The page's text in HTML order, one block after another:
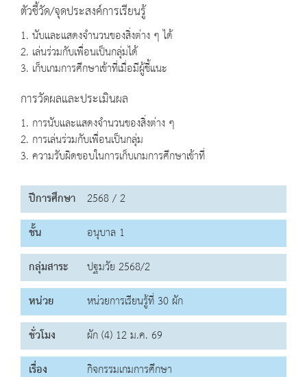
ตัวชี้วัด/จุดประสงค์การเรียนรู้
1. นับและแสดงจำนวนของสิ่งต่าง ๆ ได้
2. เล่นร่วมกับเพื่อนเป็นกลุ่มได้
3. เก็บเกมการศึกษาเข้าที่เมื่อมีผู้ชี้แนะ
การวัดผลและประเมินผล
1. การนับและแสดงจำนวนของสิ่งต่าง ๆ
2. การเล่นร่วมกับเพื่อนเป็นกลุ่ม
3. ความรับผิดชอบในการเก็บเกมการศึกษาเข้าที่
ปีการศึกษา 2568 / 2
ชั้น
อนุบาล 1
กลุ่มสาระ
ปฐมวัย 2568/2
หน่วย
หน่วยการเรียนรู้ที่ 30 ผัก
ชั่วโมง
ผัก (4) 12 ม.ค. 69
เรื่อง
กิจกรรมเกมการศึกษา